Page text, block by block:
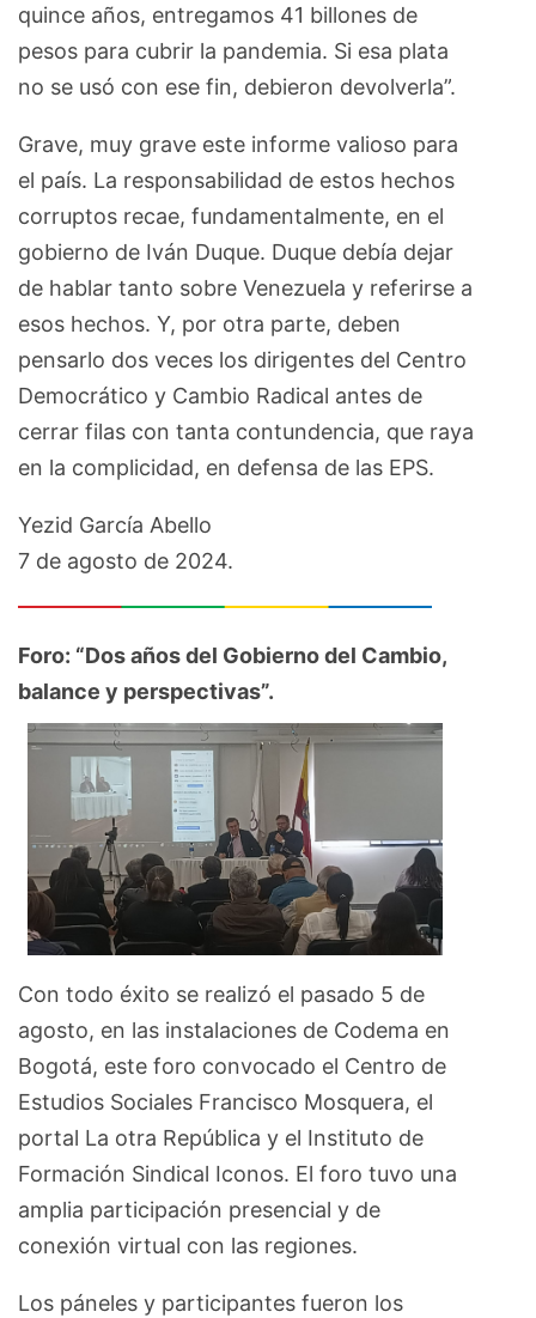
quince años, entregamos 41 billones de
pesos para cubrir la pandemia. Si esa plata
no se usó con ese fin, debieron devolverla”.
Grave, muy grave este informe valioso para
el país. La responsabilidad de estos hechos
corruptos recae, fundamentalmente, en el
gobierno de Iván Duque. Duque debía dejar
de hablar tanto sobre Venezuela y referirse a
esos hechos. Y, por otra parte, deben
pensarlo dos veces los dirigentes del Centro
Democrático y Cambio Radical antes de
cerrar filas con tanta contundencia, que raya
en la complicidad, en defensa de las EPS.
Yezid García Abello
7 de agosto de 2024.
Foro: “Dos años del Gobierno del Cambio,
balance y perspectivas”.
Con todo éxito se realizó el pasado 5 de
agosto, en las instalaciones de Codema en
Bogotá, este foro convocado el Centro de
Estudios Sociales Francisco Mosquera, el
portal La otra República y el Instituto de
Formación Sindical Iconos. El foro tuvo una
amplia participación presencial y de
conexión virtual con las regiones.
Los páneles y participantes fueron los